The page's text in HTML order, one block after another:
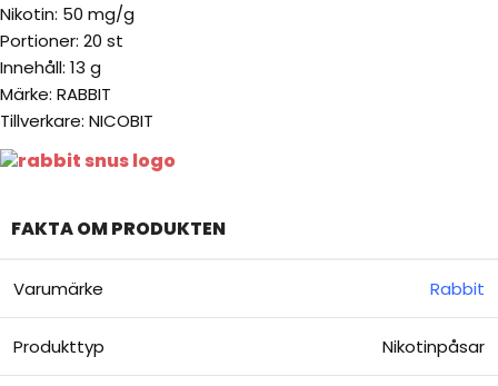
Nikotin: 50 mg/g
Portioner: 20 st
Innehåll: 13 g
Märke: RABBIT
Tillverkare: NICOBIT
FAKTA OM PRODUKTEN
Varumärke Rabbit
Produkttyp Nikotinpåsar